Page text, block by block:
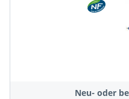
Neu- oder